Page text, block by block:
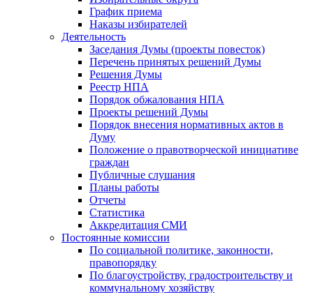
График приема
Наказы избирателей
Деятельность
Заседания Думы (проекты повесток)
Перечень принятых решений Думы
Решения Думы
Реестр НПА
Порядок обжалования НПА
Проекты решений Думы
Порядок внесения нормативных актов в
Думу
Положение о правотворческой инициативе
граждан
Публичные слушания
Планы работы
Отчеты
Статистика
Аккредитация СМИ
Постоянные комиссии
По социальной политике, законности,
правопорядку
По благоустройству, градостроительству и
коммунальному хозяйству